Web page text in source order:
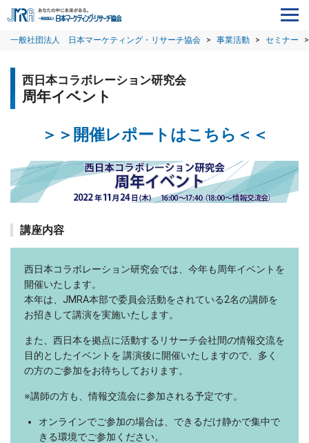
一般社団法人 日本マーケティング・リサーチ協会 > 事業活動 > セミナー >
西日本コラボレーション研究会
周年イベント
＞＞開催レポートはこちら＜＜
講座内容
西日本コラボレーション研究会では、今年も周年イベントを
開催いたします。
本年は、JMRA本部で委員会活動をされている2名の講師を
お招きして講演を実施いたします。
また、西日本を拠点に活動するリサーチ会社間の情報交流を
目的としたイベントを 講演後に開催いたしますので、多く
の方のご参加をお待ちしております。
※講師の方も、情報交流会に参加される予定です。
オンラインでご参加の場合は、できるだけ静かで集中で
きる環境でご参加ください。